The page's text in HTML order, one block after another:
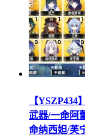
【YSZP434
武器/一命阿
命纳西妲/芙